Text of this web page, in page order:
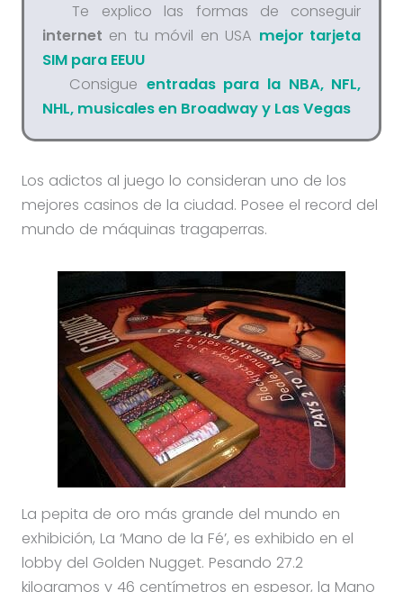
Te explico las formas de conseguir
internet en tu móvil en USA mejor tarjeta
SIM para EEUU
Consigue entradas para la NBA, NFL,
NHL, musicales en Broadway y Las Vegas
Los adictos al juego lo consideran uno de los
mejores casinos de la ciudad. Posee el record del
mundo de máquinas tragaperras.
La pepita de oro más grande del mundo en
exhibición, La ‘Mano de la Fé’, es exhibido en el
lobby del Golden Nugget. Pesando 27.2
kilogramos y 46 centímetros en espesor, la Mano